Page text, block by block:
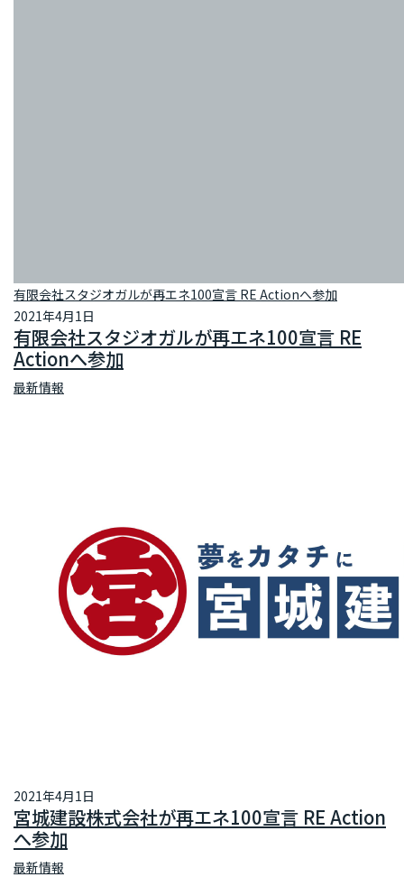
有限会社スタジオガルが再エネ100宣言 RE Actionへ参加
2021年4月1日
有限会社スタジオガルが再エネ100宣言 RE
Actionへ参加
最新情報
2021年4月1日
宮城建設株式会社が再エネ100宣言 RE Action
へ参加
最新情報